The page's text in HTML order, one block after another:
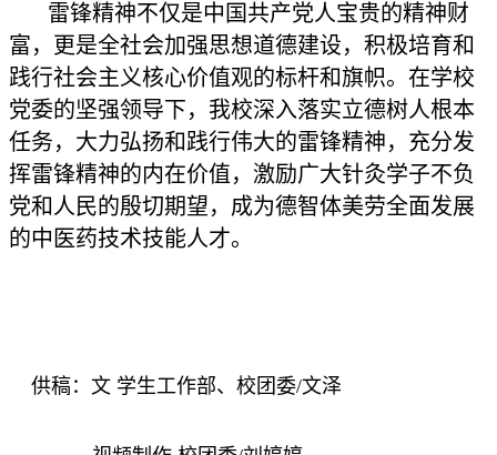
雷锋精神不仅是中国共产党人宝贵的精神财
富，更是全社会加强思想道德建设，积极培育和
践行社会主义核心价值观的标杆和旗帜。在学校
党委的坚强领导下，我校深入落实立德树人根本
任务，大力弘扬和践行伟大的雷锋精神，充分发
挥雷锋精神的内在价值，激励广大针灸学子不负
党和人民的殷切期望，成为德智体美劳全面发展
的中医药技术技能人才。
供稿：文 学生工作部、校团委/文泽